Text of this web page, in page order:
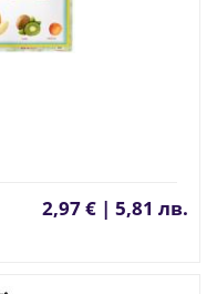
2,97 € | 5,81 лв.